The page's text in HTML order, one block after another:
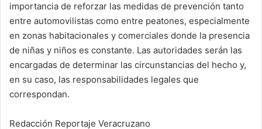
importancia de reforzar las medidas de prevención tanto
entre automovilistas como entre peatones, especialmente
en zonas habitacionales y comerciales donde la presencia
de niñas y niños es constante. Las autoridades serán las
encargadas de determinar las circunstancias del hecho y,
en su caso, las responsabilidades legales que
correspondan.
Redacción Reportaje Veracruzano